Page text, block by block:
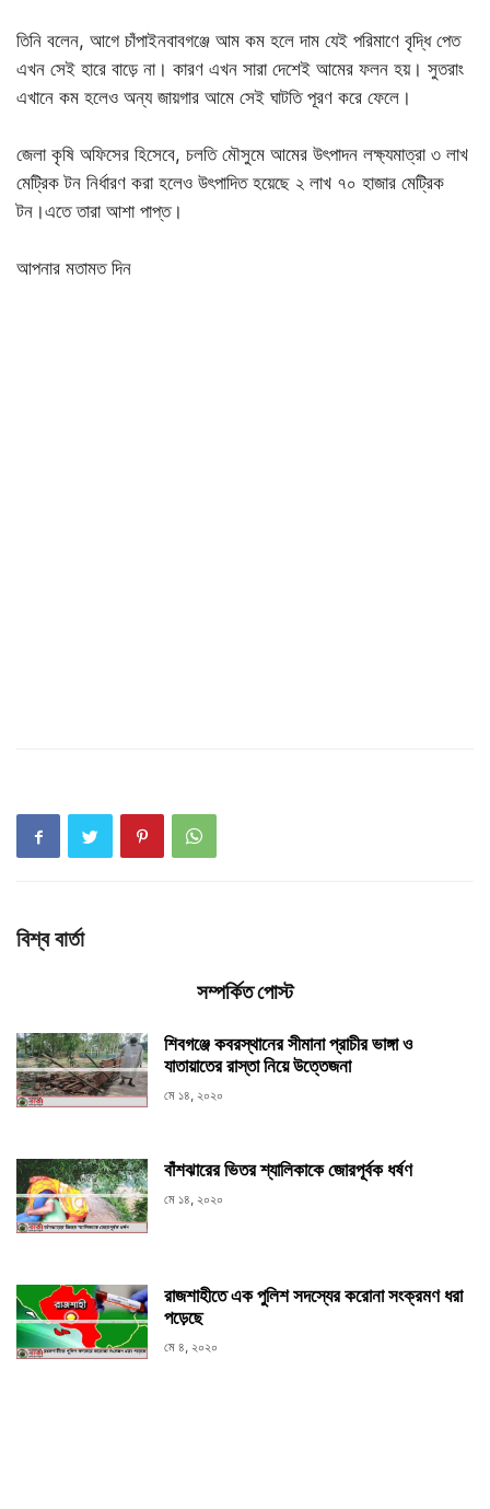
তিনি বলেন, আগে চাঁপাইনবাবগঞ্জে আম কম হলে দাম যেই পরিমাণে বৃদ্ধি পেত
এখন সেই হারে বাড়ে না। কারণ এখন সারা দেশেই আমের ফলন হয়। সুতরাং
এখানে কম হলেও অন্য জায়গার আমে সেই ঘাটতি পূরণ করে ফেলে।
জেলা কৃষি অফিসের হিসেবে, চলতি মৌসুমে আমের উৎপাদন লক্ষ্যমাত্রা ৩ লাখ
মেট্রিক টন নির্ধারণ করা হলেও উৎপাদিত হয়েছে ২ লাখ ৭০ হাজার মেট্রিক
টন।এতে তারা আশা পাপ্ত।
আপনার মতামত দিন
বিশ্ব বার্তা
সম্পর্কিত পোস্ট
শিবগঞ্জে কবরস্থানের সীমানা প্রাচীর ভাঙ্গা ও
যাতায়াতের রাস্তা নিয়ে উত্তেজনা
মে ১৪, ২০২০
বাঁশঝারের ভিতর শ্যালিকাকে জোরপূর্বক ধর্ষণ
মে ১৪, ২০২০
রাজশাহীতে এক পুলিশ সদস্যের করোনা সংক্রমণ ধরা
পড়েছে
মে ৪, ২০২০